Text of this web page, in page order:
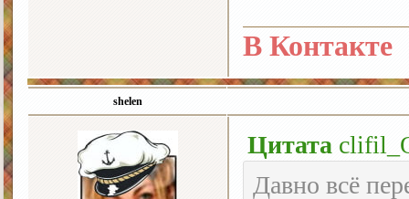
В Контакте
shelen
Цитата
Давно всё